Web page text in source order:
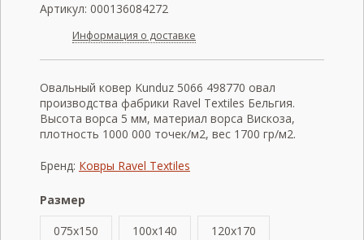
Артикул: 000136084272
Информация о доставке
Овальный ковер Kunduz 5066 498770 овал
производства фабрики Ravel Textiles Бельгия.
Высота ворса 5 мм, материал ворса Вискоза,
плотность 1000 000 точек/м2, вес 1700 гр/м2.
Бренд: Ковры Ravel Textiles
Размер
075x150
100x140 120x170